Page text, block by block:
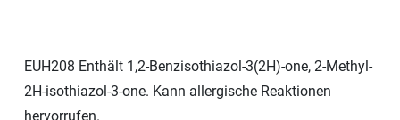
EUH208 Enthält 1,2-Benzisothiazol-3(2H)-one, 2-Methyl-
2H-isothiazol-3-one. Kann allergische Reaktionen
hervorrufen.